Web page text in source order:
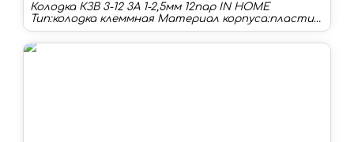
Колодка КЗВ 3-12 3А 1-2,5мм 12пар IN HOME
Тип:колодка клеммная Материал корпуса:пластик
Сечение провода:1-2.5 мм² Номинальный ток:3 А
Наличие изоляции:нет Цвет:прозрачный